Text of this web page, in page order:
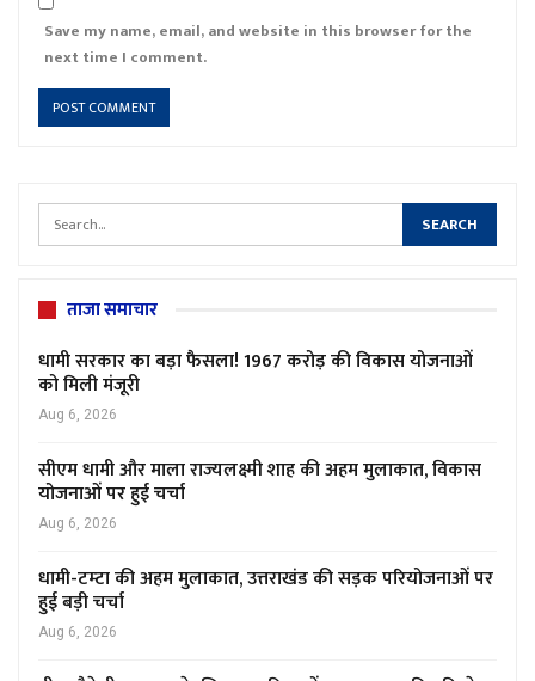
Save my name, email, and website in this browser for the
next time I comment.
ताजा समाचार
धामी सरकार का बड़ा फैसला! 1967 करोड़ की विकास योजनाओं
को मिली मंजूरी
Aug 6, 2026
सीएम धामी और माला राज्यलक्ष्मी शाह की अहम मुलाकात, विकास
योजनाओं पर हुई चर्चा
Aug 6, 2026
धामी-टम्टा की अहम मुलाकात, उत्तराखंड की सड़क परियोजनाओं पर
हुई बड़ी चर्चा
Aug 6, 2026